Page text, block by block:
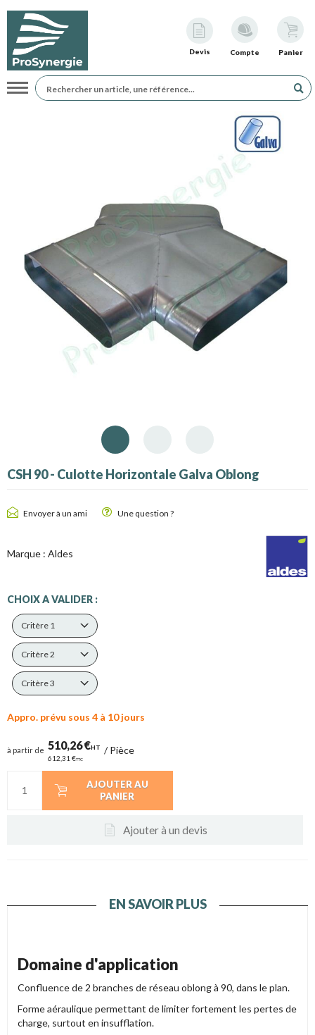
Devis Compte Panier
Navigation
CSH 90 - Culotte Horizontale Galva Oblong
Envoyer à un ami Une question ?
Marque : Aldes
CHOIX A VALIDER :
Critère 1
Critère 2
Critère 3
Appro. prévu sous 4 à 10 jours
à partir de 510,26 €HT
612,31 €TTC
/Pièce
AJOUTER AU
PANIER
Ajouter à un devis
EN SAVOIR PLUS
Domaine d'application
Confluence de 2 branches de réseau oblong à 90, dans le plan.
Forme aéraulique permettant de limiter fortement les pertes de
charge, surtout en insufflation.